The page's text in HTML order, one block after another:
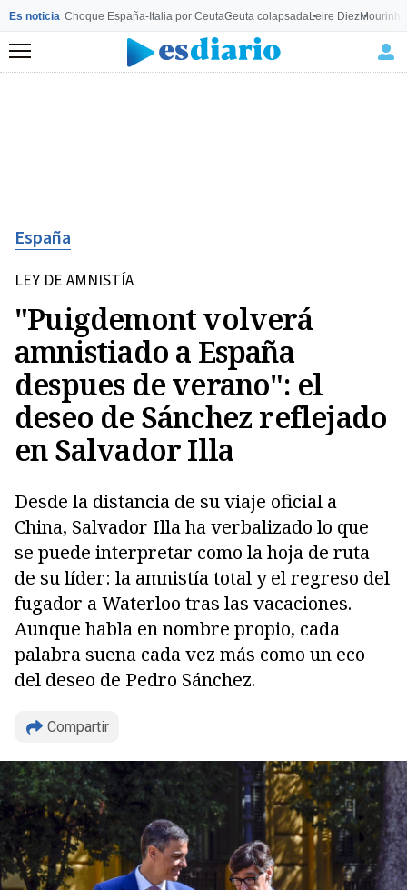
Es noticia Choque España-Italia por CeutaCeuta colapsadaLeire Diez
Menú
España
LEY DE AMNISTÍA
"Puigdemont volverá
amnistiado a España
despues de verano": el
deseo de Sánchez reflejado
en Salvador Illa
Desde la distancia de su viaje oficial a
China, Salvador Illa ha verbalizado lo que
se puede interpretar como la hoja de ruta
de su líder: la amnistía total y el regreso del
fugador a Waterloo tras las vacaciones.
Aunque habla en nombre propio, cada
palabra suena cada vez más como un eco
del deseo de Pedro Sánchez.
Compartir
Copiar